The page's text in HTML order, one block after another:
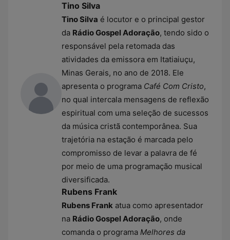
Tino Silva
Tino Silva é locutor e o principal gestor
da Rádio Gospel Adoração, tendo sido o
responsável pela retomada das
atividades da emissora em Itatiaiuçu,
Minas Gerais, no ano de 2018. Ele
apresenta o programa Café Com Cristo,
no qual intercala mensagens de reflexão
espiritual com uma seleção de sucessos
da música cristã contemporânea. Sua
trajetória na estação é marcada pelo
compromisso de levar a palavra de fé
por meio de uma programação musical
diversificada.
Rubens Frank
Rubens Frank atua como apresentador
na Rádio Gospel Adoração, onde
comanda o programa Melhores da